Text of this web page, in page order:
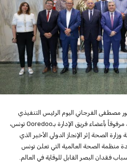
مصطفى الفرجاني اليوم الرئيس التنفيذي
لـOoredoo تونس، إيَاس عساف، مرفوقاً بأعضاء فريق الإدارة بـOoredoo تونس،
الصحة إثر الإنجاز الدولي الأخير الذي
منظمة الصحة العالمية التي تعلن تونس
فقدان البصر القابل للوقاية في العالم.